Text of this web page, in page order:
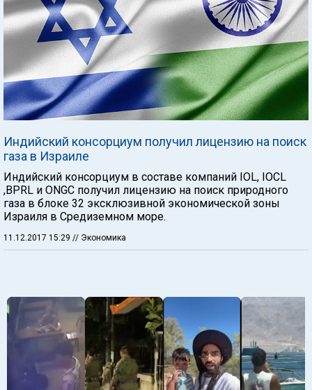
Индийский консорциум получил лицензию на поиск
газа в Израиле
Индийский консорциум в составе компаний IOL, IOCL
,BPRL и ONGC получил лицензию на поиск природного
газа в блоке 32 эксклюзивной экономической зоны
Израиля в Средиземном море.
11.12.2017 15:29 // Экономика